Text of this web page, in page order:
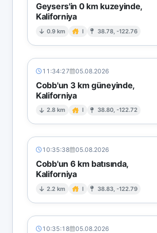
Geysers'in 0 km kuzeyinde,
Kaliforniya
0.9 km I 38.78, -122.76
11:34:27 05.08.2026
Cobb'un 3 km güneyinde,
Kaliforniya
2.8 km I 38.80, -122.72
10:35:38 05.08.2026
Cobb'un 6 km batısında,
Kaliforniya
2.2 km I 38.83, -122.79
10:35:18 05.08.2026